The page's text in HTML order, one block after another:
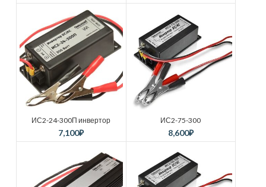
ИС2-24-300П инвертор
7,100₽
ИС2-75-300
8,600₽